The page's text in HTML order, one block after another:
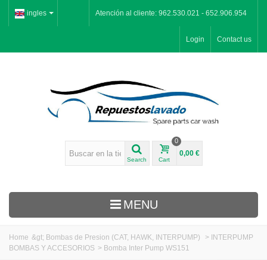
Atención al cliente: 962.530.021 - 652.906.954
ingles
Contact us
Login
Search Cart
0
0,00 €
MENU
Inicio
Home &gt; Bombas de Presion (CAT, HAWK, INTERPUMP) > INTERPUMP
BOMBAS Y ACCESORIOS > Bomba Inter Pump WS151